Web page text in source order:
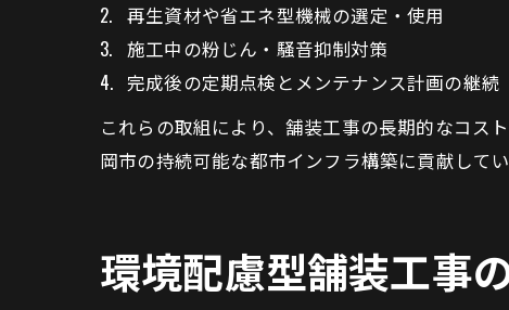
再生資材や省エネ型機械の選定・使用
施工中の粉じん・騒音抑制対策
完成後の定期点検とメンテナンス計画の継続
これらの取組により、舗装工事の長期的なコス
岡市の持続可能な都市インフラ構築に貢献して
環境配慮型舗装工事